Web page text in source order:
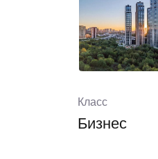
Класс
Бизнес